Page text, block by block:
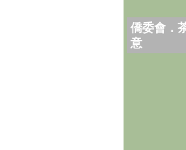
僑委會．
意